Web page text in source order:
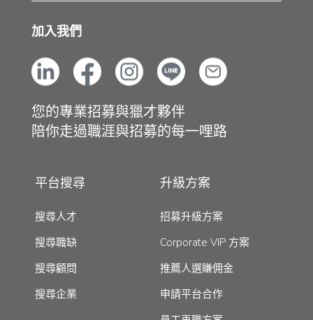
加入我們
您的專業招募與獵才夥伴
陪你走過職涯與招募的每一哩路
平台搜尋
搜尋人才
搜尋職缺
搜尋顧問
搜尋企業
升級方案
招募升級方案
Corporate VIP 方案
推薦人選賺佣金
申請平台合作